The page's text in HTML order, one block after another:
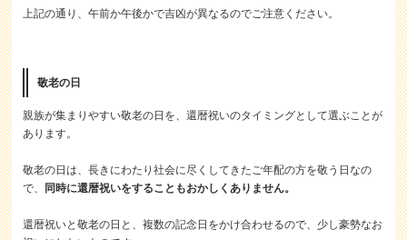
上記の通り、午前か午後かで吉凶が異なるのでご注意ください。
敬老の日
親族が集まりやすい敬老の日を、還暦祝いのタイミングとして選ぶことが
あります。
敬老の日は、長きにわたり社会に尽くしてきたご年配の方を敬う日なの
で、
同時に還暦祝いをすることもおかしくありません。
還暦祝いと敬老の日と、複数の記念日をかけ合わせるので、少し豪勢なお